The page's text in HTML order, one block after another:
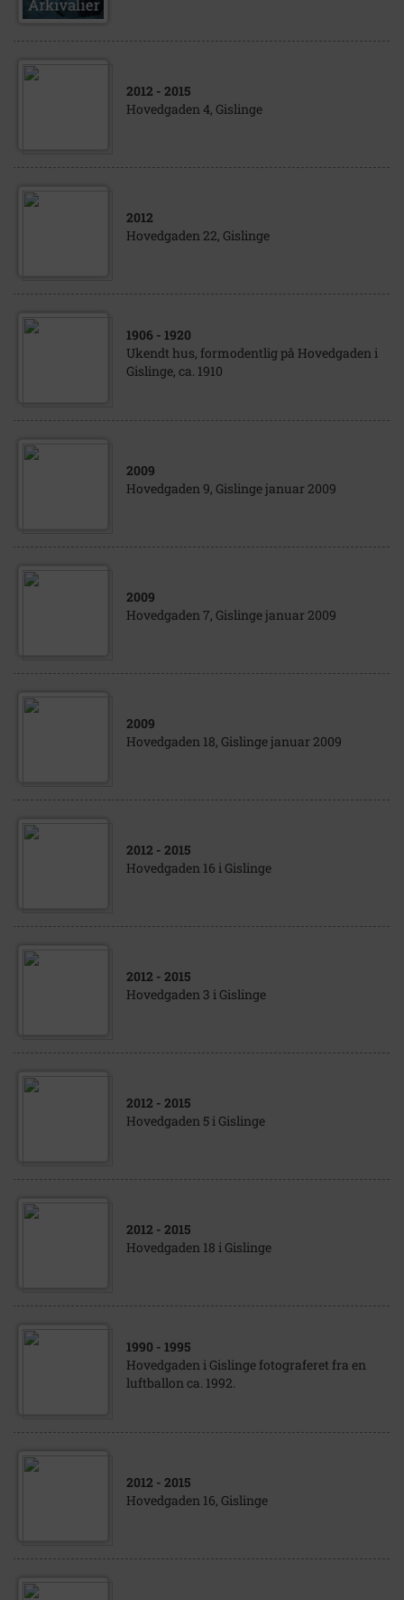
2012 - 2015
Hovedgaden 4, Gislinge
2012
Hovedgaden 22, Gislinge
1906 - 1920
Ukendt hus, formodentlig på Hovedgaden i
Gislinge, ca. 1910
2009
Hovedgaden 9, Gislinge januar 2009
2009
Hovedgaden 7, Gislinge januar 2009
2009
Hovedgaden 18, Gislinge januar 2009
2012 - 2015
Hovedgaden 16 i Gislinge
2012 - 2015
Hovedgaden 3 i Gislinge
2012 - 2015
Hovedgaden 5 i Gislinge
2012 - 2015
Hovedgaden 18 i Gislinge
1990 - 1995
Hovedgaden i Gislinge fotograferet fra en
luftballon ca. 1992.
2012 - 2015
Hovedgaden 16, Gislinge